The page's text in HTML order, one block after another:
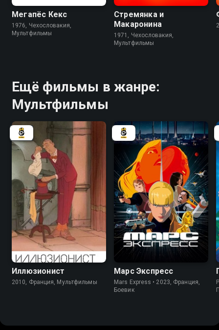
Мегапёс Кекс
1976, Чехословакия,
Мультфильмы
Стремянка и
Макаронина
1971, Чехословакия,
Мультфильмы
Ещё фильмы в жанре:
Мультфильмы
7.4
Иллюзионист
2010, Франция, Мультфильмы
7.6 7.5
Марс Экспресс
Mars Express • 2023, Франция,
Боевик